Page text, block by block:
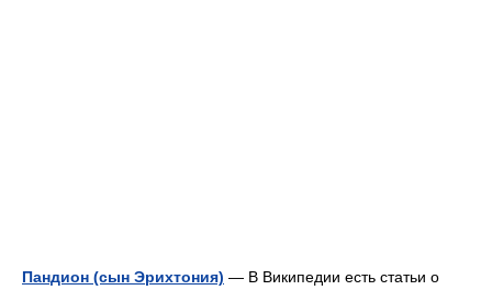
Пандион (сын Эрихтония) — В Википедии есть статьи о